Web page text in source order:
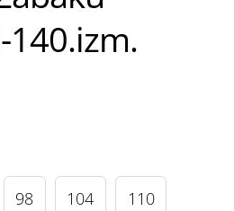
98 104 110